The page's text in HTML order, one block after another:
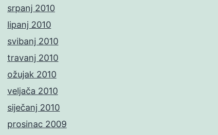
srpanj 2010
lipanj 2010
svibanj 2010
travanj 2010
ožujak 2010
veljača 2010
siječanj 2010
prosinac 2009